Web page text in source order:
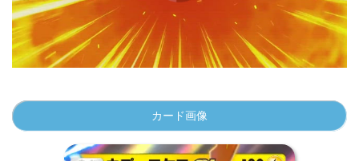
00:00 /01:00
カード画像